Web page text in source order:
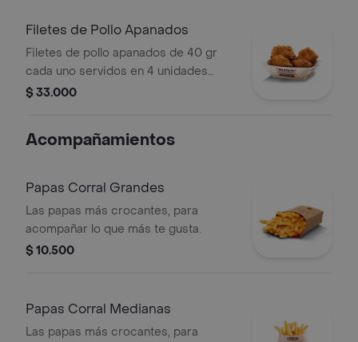
Filetes de Pollo Apanados
Filetes de pollo apanados de 40 gr
cada uno servidos en 4 unidades
acompañados de miel mostaza
$ 33.000
Acompañamientos
Papas Corral Grandes
Las papas más crocantes, para
acompañar lo que más te gusta.
$ 10.500
Papas Corral Medianas
Las papas más crocantes, para